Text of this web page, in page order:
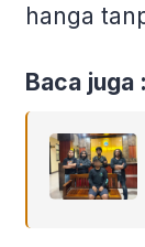
hanga
Baca juga :